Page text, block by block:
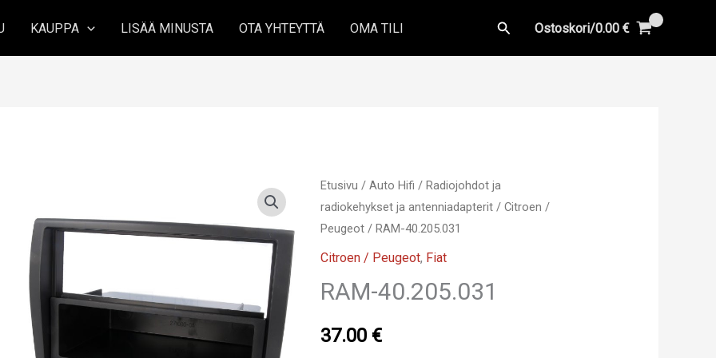
KAUPPA LISÄÄ MINUSTA OTA YHTEYTTÄ OMA TILI Hae Ostoskori/0.00 €
Etusivu /Auto Hifi / Radiojohdot ja
radiokehykset ja antenniadapterit /Citroen /
Peugeot / RAM-40.205.031
Citroen / Peugeot, Fiat
RAM-40.205.031
37.00€